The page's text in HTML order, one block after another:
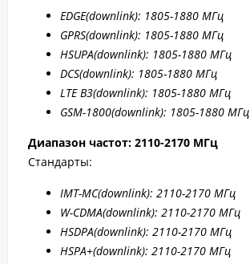
EDGE(downlink): 1805-1880 МГц
GPRS(downlink): 1805-1880 МГц
HSUPA(downlink): 1805-1880 МГц
DCS(downlink): 1805-1880 МГц
LTE B3(downlink): 1805-1880 МГц
GSM-1800(downlink): 1805-1880 МГц
Диапазон частот: 2110-2170 МГц
Стандарты:
IMT-MC(downlink): 2110-2170 МГц
W-CDMA(downlink): 2110-2170 МГц
HSDPA(downlink): 2110-2170 МГц
HSPA+(downlink): 2110-2170 МГц